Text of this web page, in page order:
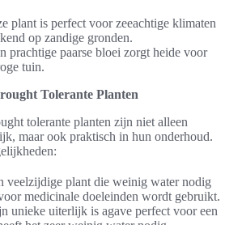
plant is perfect voor zeeachtige klimaten
op zandige gronden.
prachtige paarse bloei zorgt heide voor
tuin.
Tolerante Planten
tolerante planten zijn niet alleen
maar ook praktisch in hun onderhoud.
veelzijdige plant die weinig water nodig
medicinale doeleinden wordt gebruikt.
unieke uiterlijk is agave perfect voor een